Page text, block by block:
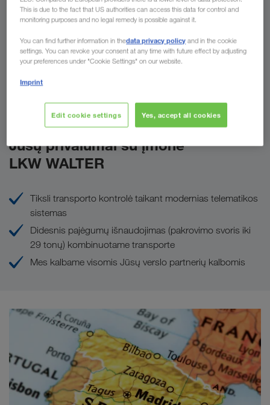
Šalis
Užklauskite dabar
Jūsų privalumai su įmone
LKW WALTER
Tiksli transporto kontrolė taikant modernias telematikos
sistemas
Didesnis pajėgumų išnaudojimas (pakrovimo svoris iki
29 tonų) kombinuotame transporte
Mes kalbame visomis Jūsų verslo partnerių kalbomis
This is due to the fact that US authorities can access this data for control and
monitoring purposes and no legal remedy is possible against it.
You can find further information in thedata privacy policy and in the cookie
settings. You can revoke your consent at any time with future effect by adjusting
your preferences under "Cookie Settings" on our website.
Imprint
Edit cookie settings Yes, accept all cookies